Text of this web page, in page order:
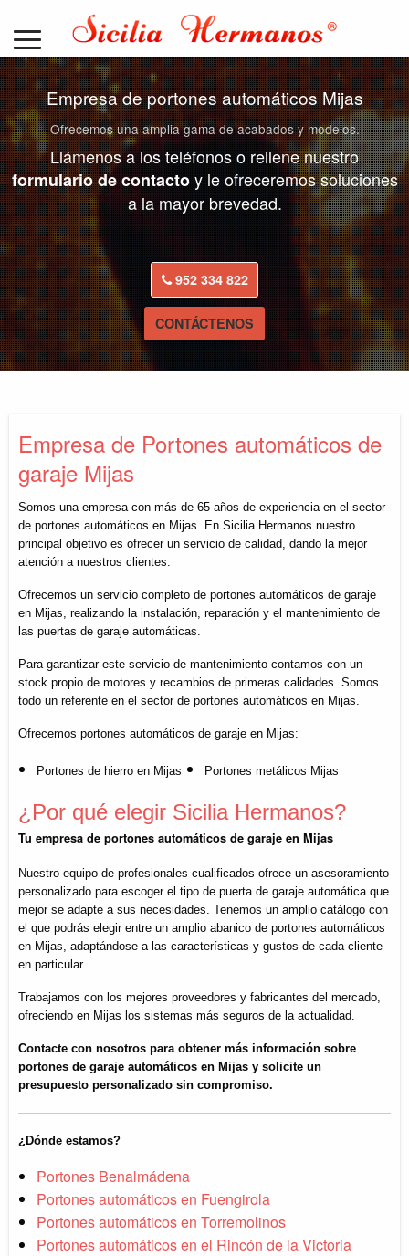
Empresa de portones automáticos Mijas
Ofrecemos una amplia gama de acabados y modelos.
Llámenos a los teléfonos o rellene nuestro
formulario de contactoy le ofreceremos soluciones
a la mayor brevedad.
952 334 822
CONTÁCTENOS
Empresa de Portones automáticos de
garaje Mijas
Somos una empresa con más de 65 años de experiencia en el sector
de portones automáticos en Mijas. En Sicilia Hermanos nuestro
principal objetivo es ofrecer un servicio de calidad, dando la mejor
atención a nuestros clientes.
Ofrecemos un servicio completo de portones automáticos de garaje
en Mijas, realizando la instalación, reparación y el mantenimiento de
las puertas de garaje automáticas.
Para garantizar este servicio de mantenimiento contamos con un
stock propio de motores y recambios de primeras calidades. Somos
todo un referente en el sector de portones automáticos en Mijas.
Ofrecemos portones automáticos de garaje en Mijas:
Portones de hierro en Mijas Portones metálicos Mijas
¿Por qué elegir Sicilia Hermanos?
Tu empresa de portones automáticos de garaje en Mijas
Nuestro equipo de profesionales cualificados ofrece un asesoramiento
personalizado para escoger el tipo de puerta de garaje automática que
mejor se adapte a sus necesidades. Tenemos un amplio catálogo con
el que podrás elegir entre un amplio abanico de portones automáticos
en Mijas, adaptándose a las características y gustos de cada cliente
en particular.
Trabajamos con los mejores proveedores y fabricantes del mercado,
ofreciendo en Mijas los sistemas más seguros de la actualidad.
Contacte con nosotros para obtener más información sobre
portones de garaje automáticos en Mijas y solicite un
presupuesto personalizado sin compromiso.
¿Dónde estamos?
Portones Benalmádena
Portones automáticos en Fuengirola
Portones automáticos en Torremolinos
Portones automáticos en el Rincón de la Victoria